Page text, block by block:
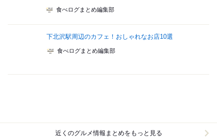
食べログまとめ編集部
下北沢駅周辺のカフェ！おしゃれなお店10選
食べログまとめ編集部
近くのグルメ情報まとめをもっと見る